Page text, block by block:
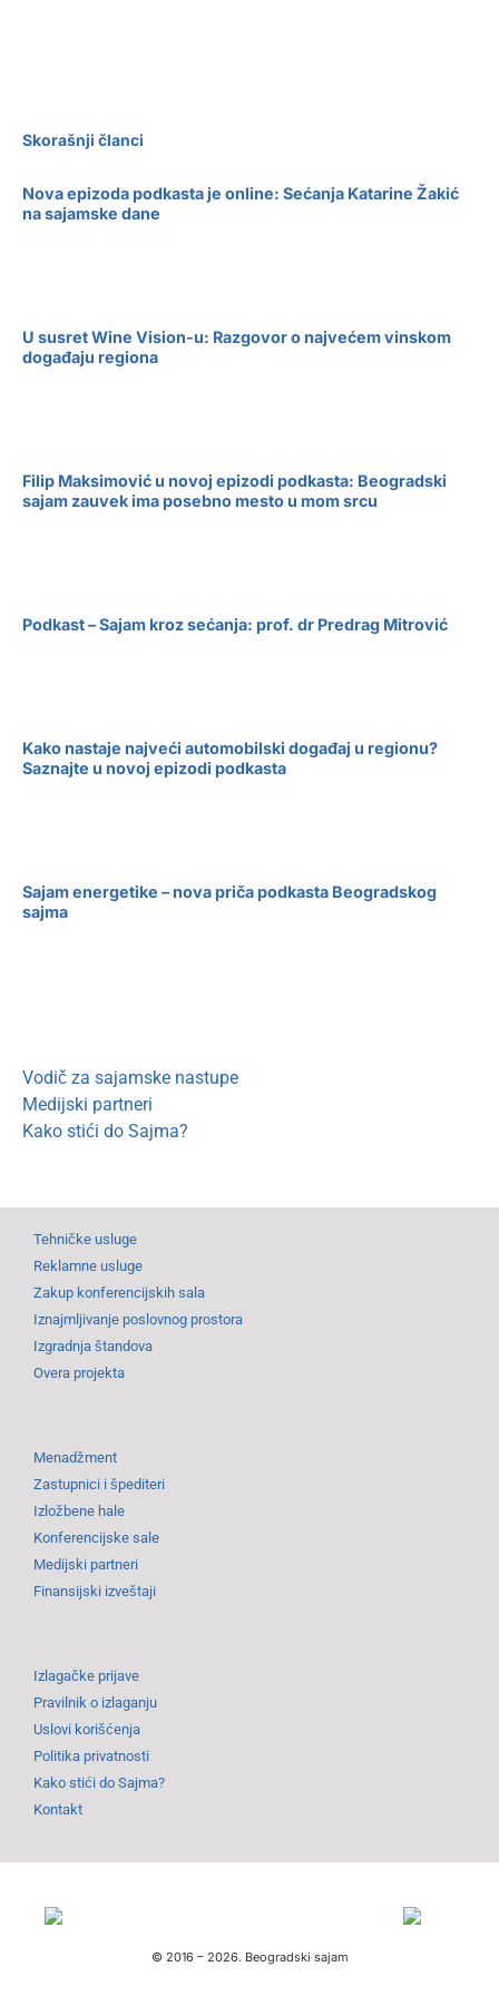
Skorašnji članci
Nova epizoda podkasta je online: Sećanja Katarine Žakić
na sajamske dane
U susret Wine Vision-u: Razgovor o najvećem vinskom
događaju regiona
Filip Maksimović u novoj epizodi podkasta: Beogradski
sajam zauvek ima posebno mesto u mom srcu
Podkast – Sajam kroz sećanja: prof. dr Predrag Mitrović
Kako nastaje najveći automobilski događaj u regionu?
Saznajte u novoj epizodi podkasta
Sajam energetike – nova priča podkasta Beogradskog
sajma
Vodič za sajamske nastupe
Medijski partneri
Kako stići do Sajma?
Tehničke usluge
Reklamne usluge
Zakup konferencijskih sala
Iznajmljivanje poslovnog prostora
Izgradnja štandova
Overa projekta
Menadžment
Zastupnici i špediteri
Izložbene hale
Konferencijske sale
Medijski partneri
Finansijski izveštaji
Izlagačke prijave
Pravilnik o izlaganju
Uslovi korišćenja
Politika privatnosti
Kako stići do Sajma?
Kontakt
© 2016 – 2026.Beogradski sajam